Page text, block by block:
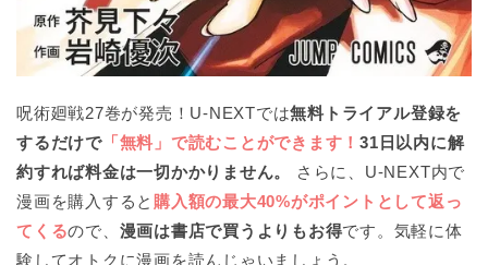
呪術廻戦27巻が発売！U-NEXTでは無料トライアル登録を
するだけで「無料」で読むことができます！31日以内に解
約すれば料金は一切かかりません。
さらに、U-NEXT内で
漫画を購入すると 購入額の最大40%がポイントとして返っ
てくるので、 漫画は書店で買うよりもお得です。気軽に体
験してオトクに漫画を読んじゃいましょう。